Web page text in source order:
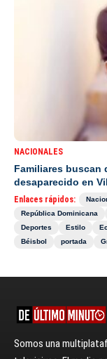
NACIONALES
Familiares buscan
desaparecido en
Enlaces rápidos:
República Dominicana
Deportes
Estilo
Béisbol
portada
Somos una